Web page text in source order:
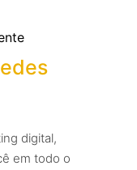
digital,
em todo o